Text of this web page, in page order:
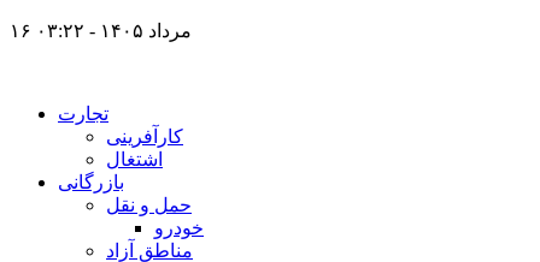
۱۶ مرداد ۱۴۰۵ - ۰۳:۲۲
تجارت
کارآفرینی
اشتغال
بازرگانی
حمل و نقل
خودرو
مناطق آزاد